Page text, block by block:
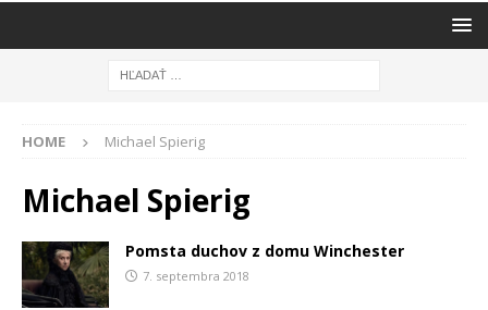
HOME Michael Spierig
Michael Spierig
Pomsta duchov z domu Winchester
7. septembra 2018